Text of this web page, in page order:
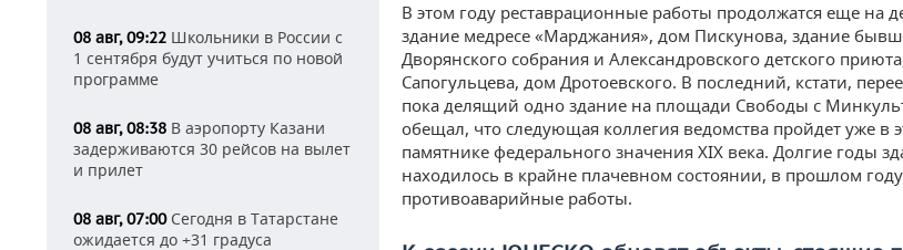
08 авг, 09:22 Школьники в России с
1 сентября будут учиться по новой
программе
08 авг, 08:38 В аэропорту Казани
задерживаются 30 рейсов на вылет
и прилет
08 авг, 07:00Сегодня в Татарстане
ожидается до +31 градуса
В этом году реставрационные работы продолжатся еще на
здание медресе «Марджания», дом Пискунова, здание
Дворянского собрания и Александровского детского
Сапогульцева, дом Дротоевского. В последний, кстати,
пока делящий одно здание на площади Свободы с
обещал, что следующая коллегия ведомства пройдет уже в
памятнике федерального значения XIX века. Долгие годы
находилось в крайне плачевном состоянии, в прошлом
противоаварийные работы.